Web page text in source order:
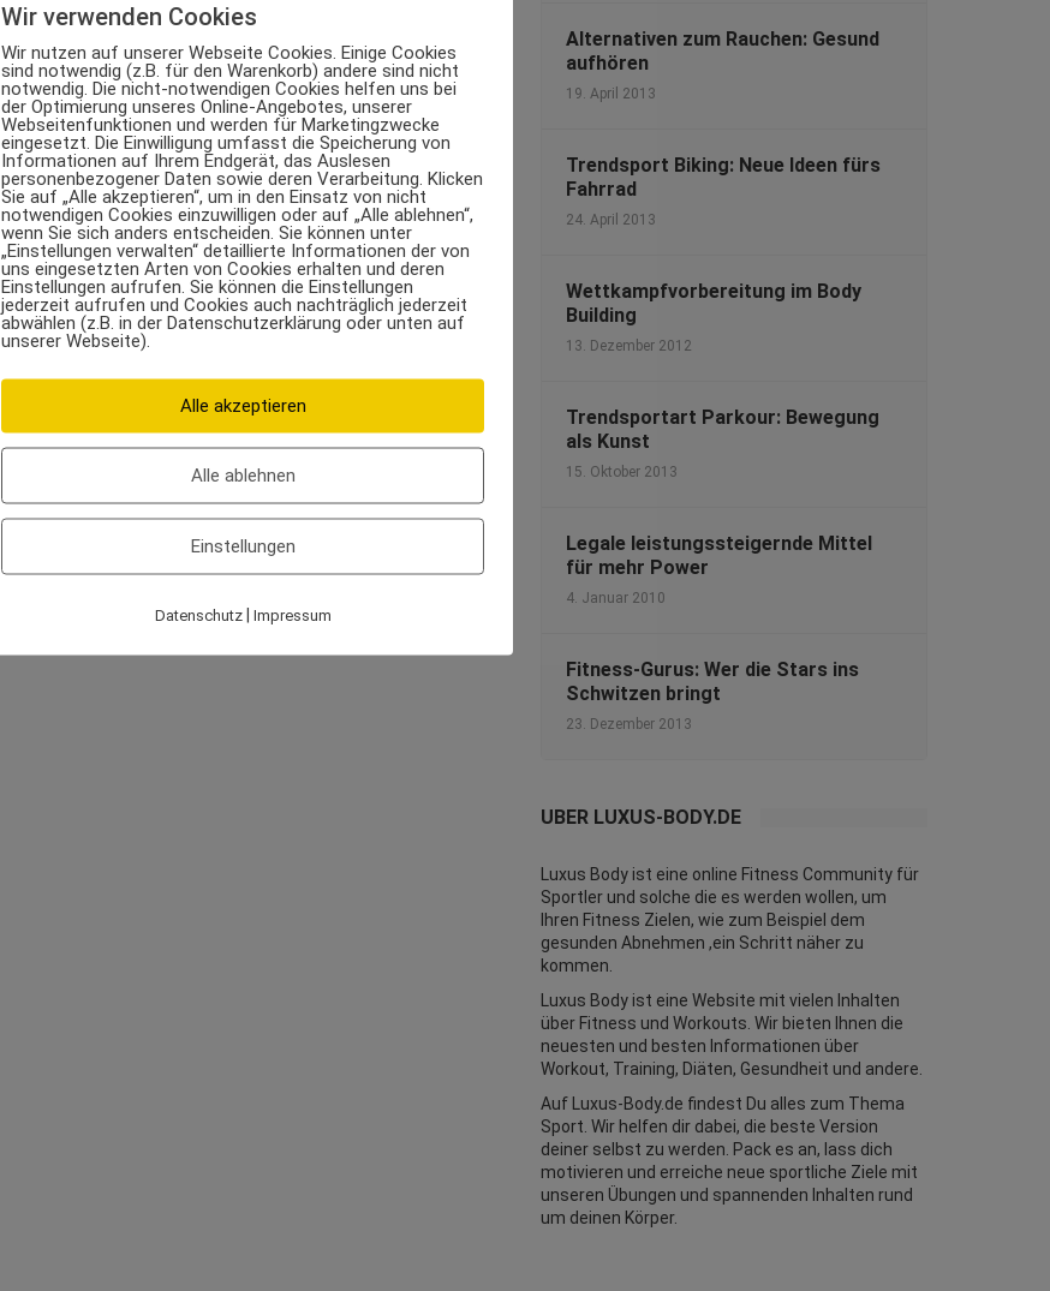
Alternativen zum Rauchen: Gesund
aufhören
19. April 2013
Trendsport Biking: Neue Ideen fürs
Fahrrad
24. April 2013
Wettkampfvorbereitung im Body
Building
13. Dezember 2012
Trendsportart Parkour: Bewegung
als Kunst
15. Oktober 2013
Legale leistungssteigernde Mittel
für mehr Power
4. Januar 2010
Fitness-Gurus: Wer die Stars ins
Schwitzen bringt
23. Dezember 2013
ÜBER LUXUS-BODY.DE
Luxus Body ist eine online Fitness Community für
Sportler und solche die es werden wollen, um
Ihren Fitness Zielen, wie zum Beispiel dem
gesunden Abnehmen ,ein Schritt näher zu
kommen.
Luxus Body ist eine Website mit vielen Inhalten
über Fitness und Workouts . Wir bieten Ihnen die
neuesten und besten Informationen über
Workout, Training, Diäten, Gesundheit und andere.
Auf Luxus-Body.de findest Du alles zum Thema
Sport. Wir helfen dir dabei, die beste Version
deiner selbst zu werden. Pack es an, lass dich
motivieren und erreiche neue sportliche Ziele mit
unseren Übungen und spannenden Inhalten rund
um deinen Körper.
Wir verwenden Cookies
Wir nutzen auf unserer Webseite Cookies. Einige Cookies
sind notwendig (z.B. für den Warenkorb) andere sind nicht
notwendig. Die nicht-notwendigen Cookies helfen uns bei
der Optimierung unseres Online-Angebotes, unserer
Webseitenfunktionen und werden für Marketingzwecke
eingesetzt. Die Einwilligung umfasst die Speicherung von
Informationen auf Ihrem Endgerät, das Auslesen
personenbezogener Daten sowie deren Verarbeitung. Klicken
Sie auf „Alle akzeptieren“, um in den Einsatz von nicht
notwendigen Cookies einzuwilligen oder auf „Alle ablehnen“,
wenn Sie sich anders entscheiden. Sie können unter
„Einstellungen verwalten“ detaillierte Informationen der von
uns eingesetzten Arten von Cookies erhalten und deren
Einstellungen aufrufen. Sie können die Einstellungen
jederzeit aufrufen und Cookies auch nachträglich jederzeit
abwählen (z.B. in der Datenschutzerklärung oder unten auf
unserer Webseite).
Alle akzeptieren
Alle ablehnen
Einstellungen
Datenschutz| Impressum